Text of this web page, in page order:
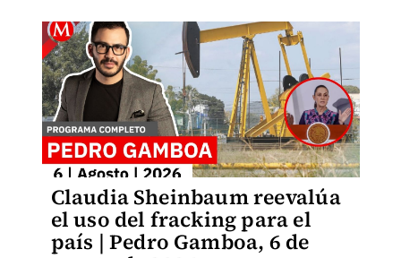
Claudia Sheinbaum reevalúa
el uso del fracking para el
país | Pedro Gamboa, 6 de